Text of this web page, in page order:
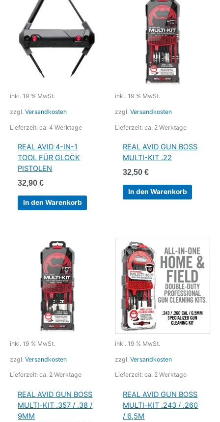
inkl. 19 % MwSt.
zzgl. Versandkosten
Lieferzeit: ca. 4 Werktage
REAL AVID 4-IN-1
TOOL FÜR GLOCK
PISTOLEN
32,90€
In den Warenkorb
inkl. 19 % MwSt.
zzgl. Versandkosten
Lieferzeit: ca. 2 Werktage
REAL AVID GUN BOSS
MULTI-KIT .22
32,50€
In den Warenkorb
inkl. 19 % MwSt.
zzgl. Versandkosten
Lieferzeit: ca. 2 Werktage
REAL AVID GUN BOSS
MULTI-KIT .357 / .38 /
9MM
inkl. 19 % MwSt.
zzgl. Versandkosten
Lieferzeit: ca. 2 Werktage
REAL AVID GUN BOSS
MULTI-KIT .243 / .260
/ 6,5M